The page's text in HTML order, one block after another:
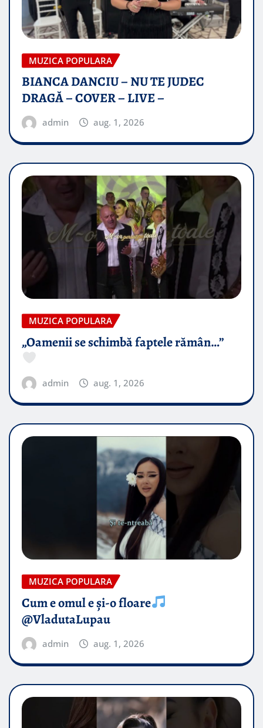
MUZICA POPULARA
BIANCA DANCIU – NU TE JUDEC
DRAGĂ – COVER – LIVE –
admin aug. 1, 2026
MUZICA POPULARA
„Oamenii se schimbă faptele rămân…”
admin aug. 1, 2026
MUZICA POPULARA
Cum e omul e și-o floare
@VladutaLupau
admin aug. 1, 2026